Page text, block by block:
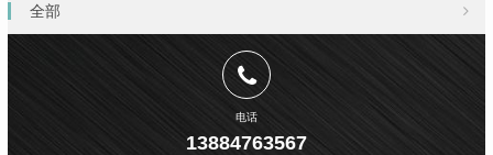
全部
电话
13884763567